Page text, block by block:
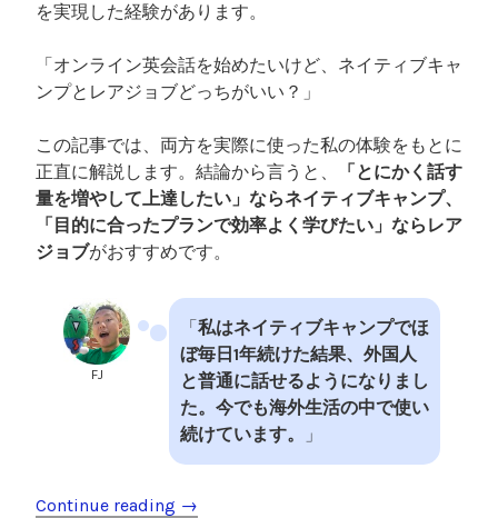
】
を実現した経験があります。
「オンライン英会話を始めたいけど、ネイティブキャ
ンプとレアジョブどっちがいい？」
この記事では、両方を実際に使った私の体験をもとに
正直に解説します。結論から言うと、
「とにかく話す
量を増やして上達したい」ならネイティブキャンプ、
「目的に合ったプランで効率よく学びたい」ならレア
ジョブがおすすめです。
FJ
「私はネイティブキャンプでほ
ぼ毎日1年続けた結果、外国人
と普通に話せるようになりまし
た。今でも海外生活の中で使い
続けています。
」
Continue reading “
→